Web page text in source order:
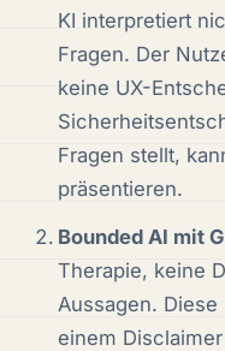
KI interpretiert
Fragen. Der
keine UX-
Fragen stellt,
präsentieren.
Bounded AI mit
Therapie, keine
Aussagen.
einem